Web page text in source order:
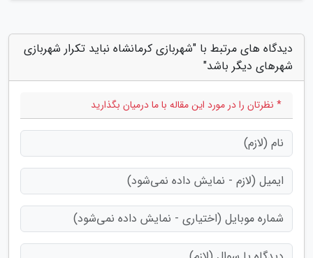
دیدگاه های مرتبط با "شهربازی کرمانشاه نباید تکرار شهربازی
شهرهای دیگر باشد"
* نظرتان را در مورد این مقاله با ما درمیان بگذارید